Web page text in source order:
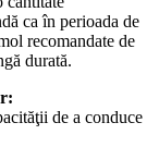
ca în perioada de
recomandate de
durată.
de a conduce